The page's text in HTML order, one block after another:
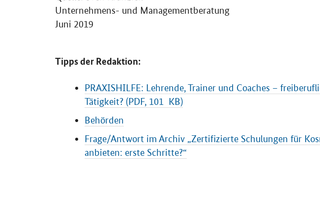
Unternehmens- und Managementberatung
Juni 2019
Tipps der Redaktion:
PRAXISHILFE: Lehrende, Trainer und Coaches –
Tätigkeit? (PDF, 101 KB)
Behörden
Frage/Antwort im Archiv „Zertifizierte Schulungen für
anbieten: erste Schritte?“